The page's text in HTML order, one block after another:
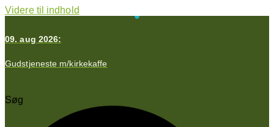
Videre til indhold
09. aug 2026:
Gudstjeneste m/kirkekaffe
Søg